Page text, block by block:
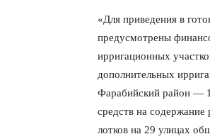
«Для приведения в
предусмотрены
ирригационных
дополнительных
Фарабийский район —
средств на содержание
лотков на 29 улицах